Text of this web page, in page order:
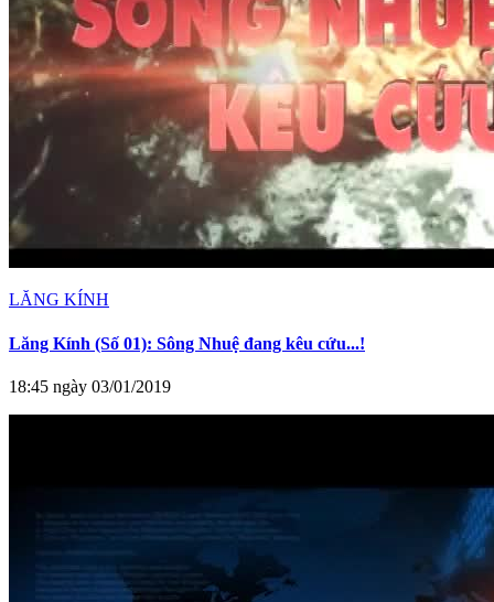
LĂNG KÍNH
Lăng Kính (Số 01): Sông Nhuệ đang kêu cứu...!
18:45 ngày 03/01/2019